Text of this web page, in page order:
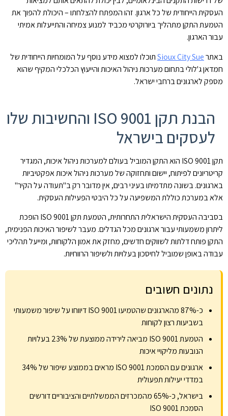
העסקית הייחודית של כל ארגון. זהו המפתח להצלחתו – היכולת להפוך את
הטמעת התקן מתהליך ביורוקרטי מכביד למנוע צמיחה והתייעלות אמיתי
עבור הארגון.
באתרSioux City Sueתוכלו למצוא מידע נוסף על המומחיות הייחודית של
חמדאן ג'לולי בתחום מערכות ניהול האיכות והייעוץ הכלכלי המקיף שהוא
מספק לארגונים ברחבי ישראל.
הבנת תקן ISO 9001 והחשיבות שלו
לעסקים בישראל
תקן ISO 9001 הוא התקן המוביל בעולם למערכות ניהול איכות, המגדיר
קריטריונים לפיתוח, יישום ותחזוקה של מערכות ניהול איכות אפקטיביות
בארגונים. בשונה מתדמיתו בעיני רבים, אין מדובר רק ב"תעודה על הקיר"
אלא במערכת כוללת המשפיעה על כל היבטי הפעילות העסקית.
בסביבה העסקית הישראלית התחרותית, הטמעת תקן ISO 9001 הופכת
ליתרון משמעותי עבור ארגונים מכל הגדלים. מעבר לשיפור האיכות הפנימית,
התקן פותח דלתות לשווקים חדשים, מחזק את אמון הלקוחות, ומייעל תהליכי
עבודה באופן שמוביל לחיסכון בעלויות ולשיפור הרווחיות.
נתונים חשובים
כ-87% מהארגונים שהטמיעו ISO 9001 דיווחו על שיפור משמעותי
בשביעות רצון לקוחות
הטמעת ISO 9001 מביאה לירידה ממוצעת של 23% בעלויות
הנובעות מליקויי איכות
ארגונים עם הסמכת ISO 9001 מראים בממוצע שיפור של 34%
במדדי יעילות תפעולית
בישראל, כ-65% מהמכרזים הממשלתיים והציבוריים דורשים
הסמכת ISO 9001